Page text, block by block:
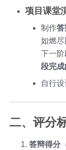
项目课堂
制作
如燃
下一
段完
自行
二、评分
答辩得分